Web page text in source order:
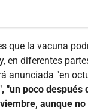
que la vacuna
en diferentes
anunciada "en
"un poco después
aunque